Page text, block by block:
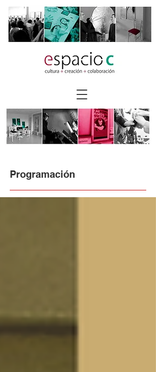
Programación